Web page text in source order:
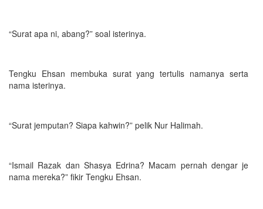
“Surat apa ni, abang?” soal isterinya.
Tengku Ehsan membuka surat yang tertulis namanya serta
nama isterinya.
“Surat jemputan? Siapa kahwin?” pelik Nur Halimah.
“Ismail Razak dan Shasya Edrina? Macam pernah dengar je
nama mereka?” fikir Tengku Ehsan.